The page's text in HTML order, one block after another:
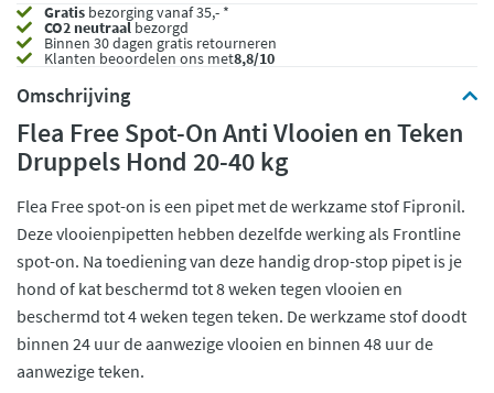
Gratis bezorging vanaf 35,- *
CO2 neutraalbezorgd
Binnen 30 dagen gratis retourneren
Klanten beoordelen ons met8,8/10
Omschrijving
Flea Free Spot-On Anti Vlooien en Teken
Druppels Hond 20-40 kg
Flea Free spot-on is een pipet met de werkzame stof Fipronil.
Deze vlooienpipetten hebben dezelfde werking als Frontline
spot-on. Na toediening van deze handig drop-stop pipet is je
hond of kat beschermd tot 8 weken tegen vlooien en
beschermd tot 4 weken tegen teken. De werkzame stof doodt
binnen 24 uur de aanwezige vlooien en binnen 48 uur de
aanwezige teken.